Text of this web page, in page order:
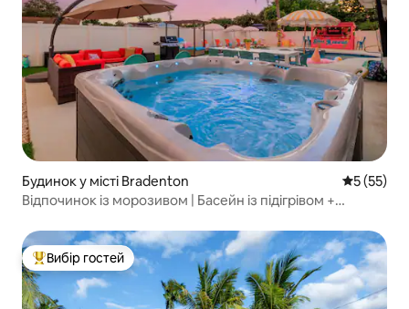
Будинок у місті Bradenton Середня
5 (55)
Відпочинок із морозивом | Басейн із підігрівом +
Топ вибір гостей
Вибір гостей